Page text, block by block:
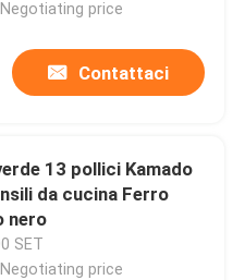
price
Contattaci
13 pollici Kamado
da cucina Ferro
nero
SET
price